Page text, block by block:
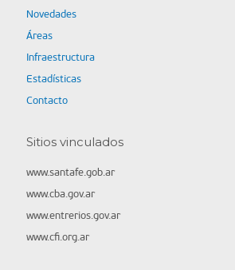
Novedades
Áreas
Infraestructura
Estadísticas
Contacto
Sitios vinculados
www.santafe.gob.ar
www.cba.gov.ar
www.entrerios.gov.ar
www.cfi.org.ar